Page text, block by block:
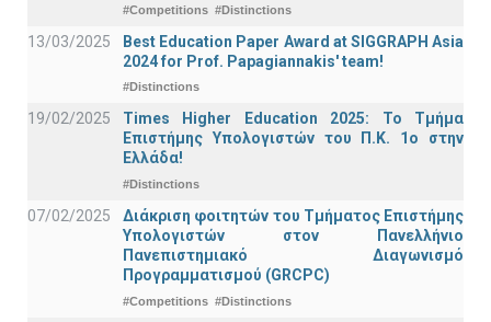
#Competitions #Distinctions
13/03/2025
Best Education Paper Award at SIGGRAPH Asia
2024 for Prof. Papagiannakis' team!
#Distinctions
19/02/2025
Times Higher Education 2025: Το Τμήμα
Επιστήμης Υπολογιστών του Π.Κ. 1ο στην
Ελλάδα!
#Distinctions
07/02/2025
Διάκριση φοιτητών του Τμήματος Επιστήμης
Υπολογιστών στον Πανελλήνιο
Πανεπιστημιακό Διαγωνισμό
Προγραμματισμού (GRCPC)
#Competitions #Distinctions